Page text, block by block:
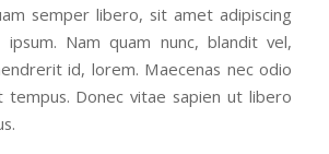
semper libero, sit amet adipiscing
Nam quam nunc, blandit vel,
id, lorem. Maecenas nec odio
Donec vitae sapien ut libero